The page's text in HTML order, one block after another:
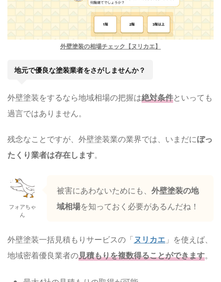
外壁塗装の相場チェック【ヌリカエ】
地元で優良な塗装業者をさがしませんか？
外壁塗装をするなら地域相場の把握は絶対条件といっても
過言ではありません。
残念なことですが、外壁塗装業の業界では、いまだにぼっ
たくり業者は存在します。
フォアちゃ
ん
被害にあわないためにも、 外壁塗装の地
域相場を知っておく必要があるんだね！
外壁塗装一括見積もりサービスの「ヌリカエ 」を使えば、
地域密着優良業者の見積もりを複数得ることができます。